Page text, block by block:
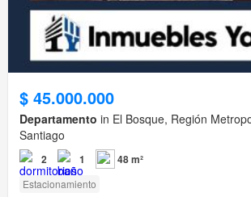
$ 45.000.000
Departamento in El Bosque, Región
Santiago
2 1 48 m²
Estacionamiento